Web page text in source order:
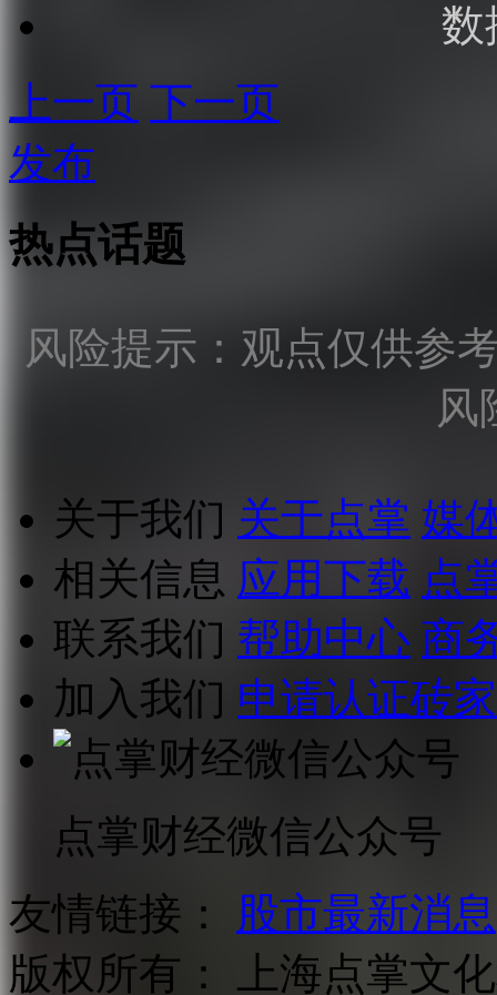
数
上一页 下一页
发布
热点话题
风险提示：观点仅供参
风
关于我们 关于点掌 媒
相关信息 应用下载 点
联系我们 帮助中心 商
加入我们 申请认证砖家
点掌财经微信公众号
友情链接：
股市最新消息
版权所有：
上海点掌文